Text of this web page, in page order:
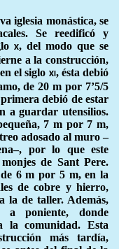
iglesia monástica, se
Se reedificó y
x, del modo que se
a la construcción,
el siglo xi, ésta debió
de 20 m por 7’5/5
debió de estar
a guardar utensilios.
7 m por 7 m,
adosado al muro –
por lo que este
de Sant Pere.
6 m por 5 m, en la
de cobre y hierro,
la de taller. Además,
a poniente, donde
la comunidad. Esta
más tardía,